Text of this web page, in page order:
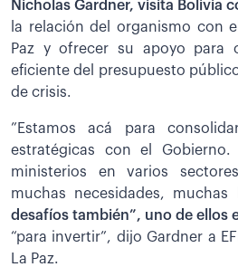
Nicholas Gardner, visita Bolivia
la relación del organismo con
Paz y ofrecer su apoyo para
eficiente del presupuesto
de crisis.
”Estamos acá para
estratégicas con el
ministerios en varios
muchas necesidades, muchas
desafíos también”, uno de ellos
“para invertir”, dijo Gardner a
La Paz.